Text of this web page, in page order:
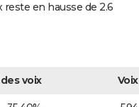
en hausse de 2.6
des voix
Voix